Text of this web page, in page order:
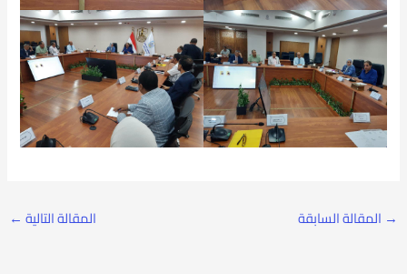
→ المقالة السابقة المقالة التالية ←